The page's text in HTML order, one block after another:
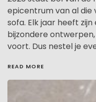
epicentrum van al die
sofa. Elk jaar heeft
bijzondere
voort. Dus nestel je
READ MORE